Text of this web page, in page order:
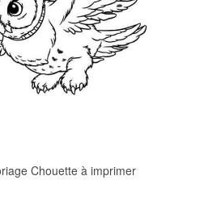
Chouette à imprimer